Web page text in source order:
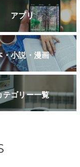
アプリ
・小説・漫画
テゴリー一覧